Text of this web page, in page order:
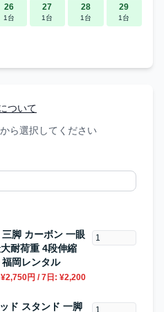
26
1台
27
1台
28
1台
29
1台
ついて
ら選択してください
脚 カーボン 一眼
耐荷重 4段伸縮
岡レンタル
¥2,750円 / 7日: ¥2,200
ド スタンド 一脚